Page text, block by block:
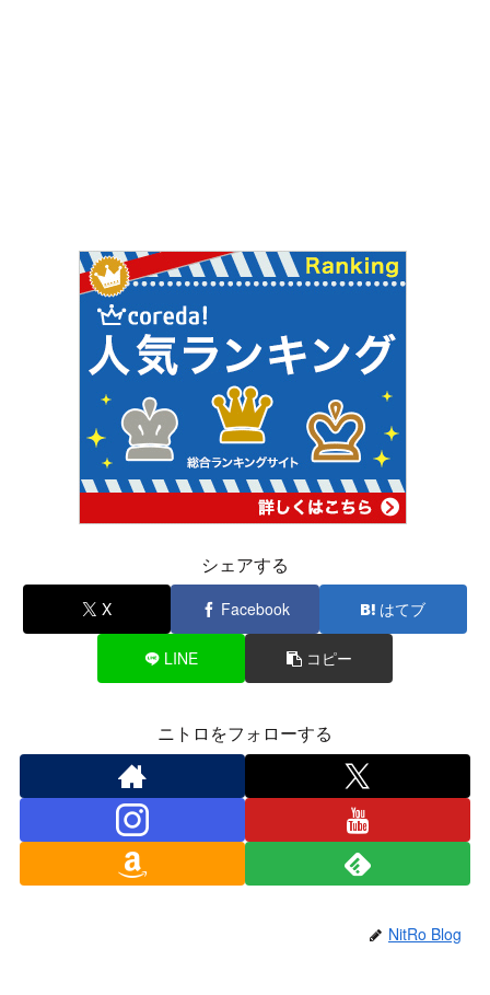
シェアする
X Facebook はてブ
LINE コピー
ニトロをフォローする
NitRo Blog